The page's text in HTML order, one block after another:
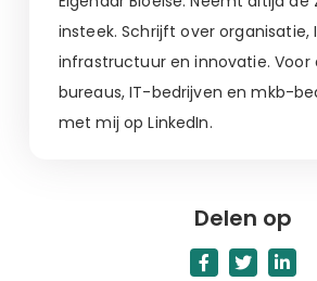
insteek. Schrijft over organisatie,
infrastructuur en innovatie. Voor
bureaus, IT-bedrijven en mkb-
met mij op LinkedIn.
Delen op